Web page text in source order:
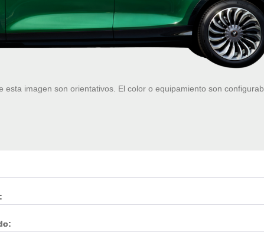
esta imagen son orientativos. El color o equipamiento son